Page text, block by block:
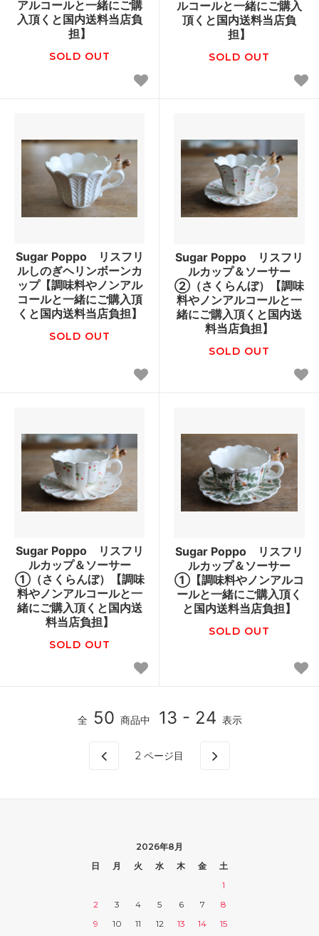
アルコールと一緒にご購
入頂くと国内送料当店負
担】
SOLD OUT
ルコールと一緒にご購入
頂くと国内送料当店負
担】
SOLD OUT
Sugar Poppo リスフリ
ルしのぎヘリンボーンカ
ップ【調味料やノンアル
コールと一緒にご購入頂
くと国内送料当店負担】
SOLD OUT
Sugar Poppo リスフリ
ルカップ＆ソーサー
②（さくらんぼ）【調味
料やノンアルコールと一
緒にご購入頂くと国内送
料当店負担】
SOLD OUT
Sugar Poppo リスフリ
ルカップ＆ソーサー
①（さくらんぼ）【調味
料やノンアルコールと一
緒にご購入頂くと国内送
料当店負担】
SOLD OUT
Sugar Poppo リスフリ
ルカップ＆ソーサー
①【調味料やノンアルコ
ールと一緒にご購入頂く
と国内送料当店負担】
SOLD OUT
全 50 商品中 13 - 24 表示
2 ページ目
2026年8月
日
月 火 水 木 金
土
1
2
3 4 5 6 7
8
9
10 11 12 13 14
15